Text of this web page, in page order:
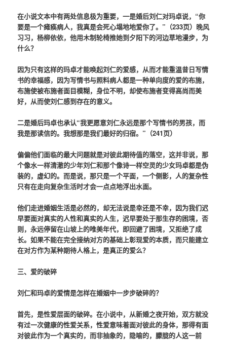
在小说文本中有两处信息极为重要，一是婚后刘仁对玛卓说，“你
要是一个瘫痪病人，我真是会死心塌地地爱你了。”（233页）晚风
习习，杨柳依依，他用木制轮椅推她到夕阳下的河边草地漫步，为
什么？
因为只有这样的玛卓才能唤起刘仁的爱感，从而才能重温昔日写情
书的幸福感，因为写情书与照料病人都是一种单向度的爱的布施，
布施使被布施者面目模糊，身位不明，却使布施者变得高尚而美
好，从而使刘仁感到存在的意义。
二是婚后玛卓也承认“我更愿意刘仁永远是那个写情书的男孩，而
我是那读信的。我想那是我们最好的归宿。”（241页）
偏偏他们面临的最大问题就是对彼此期待值的落空，这并非说，那
个像水一样清澈的少年刘仁和那个像诗一样空灵的少女玛卓都是伪
装的，虚幻的。而是说，那只是一个平面，一个侧影，人的复杂性
只有在走向复杂生活时才会一点点地浮出水面。
他们走进婚姻生活是必然的，却无法说是幸还是不幸，因为我们迟
早要面对真实的人性和真实的人生，迟早要处于那生存的困境，否
则，永远停留在山坡上的唯美年代，即回避了困境，又拒绝了成
长。如果不能在完全接纳对方的基础上彰现爱的本质，而只能建立
在对方作为某种期待人格上，是真正的爱么？
三、爱的破碎
刘仁和玛卓的爱情是怎样在婚姻中一步步破碎的？
首先，是性爱层面的破碎。在小说中，从新婚之夜开始，双方就没
有过一次健康的性爱关系，性爱意味着面对彼此的身体，那得有面
对彼此作为一个真实的，而非抽象的，隐喻的，朦胧的人这一前